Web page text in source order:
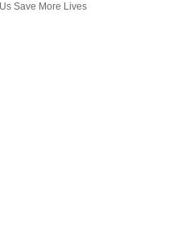
Save More Lives